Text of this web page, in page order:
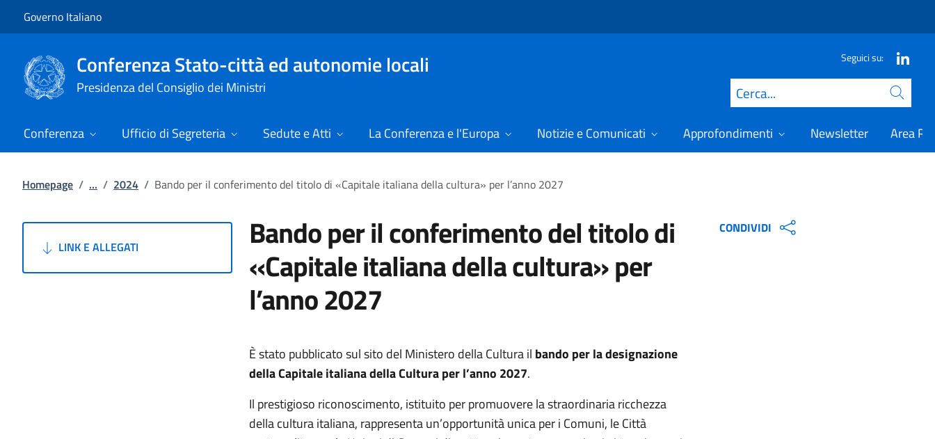
Governo Italiano
Conferenza Stato-città ed autonomie locali
Presidenza del Consiglio dei Ministri
Seguici su:
Cerca
Conferenza Ufficio di Segreteria Sedute e Atti La Conferenza e l'Europa Notizie e Comunicati Approfondimenti Newsletter Area
Homepage / ... / 2024 / Bando per il conferimento del titolo di «Capitale italiana della cultura» per l’anno 2027
LINK E ALLEGATI Bando per il conferimento del titolo di
«Capitale italiana della cultura» per
l’anno 2027
È stato pubblicato sul sito del Ministero della Cultura il bando per la designazione
della Capitale italiana della Cultura per l’anno 2027.
Il prestigioso riconoscimento, istituito per promuovere la straordinaria ricchezza
della cultura italiana, rappresenta un’opportunità unica per i Comuni, le Città
CONDIVIDI